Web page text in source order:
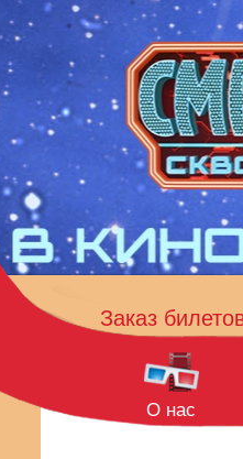
Заказ
О нас